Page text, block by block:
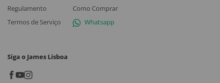
Regulamento
Termos de Serviço
Como Comprar
Whatsapp
Siga o James Lisboa